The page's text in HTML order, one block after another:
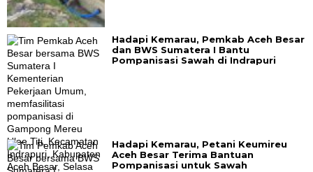
Hadapi Kemarau, Pemkab Aceh Besar
dan BWS Sumatera I Bantu
Pompanisasi Sawah di Indrapuri
Hadapi Kemarau, Petani Keumireu
Aceh Besar Terima Bantuan
Pompanisasi untuk Sawah